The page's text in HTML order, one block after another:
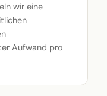
wir eine
Aufwand pro